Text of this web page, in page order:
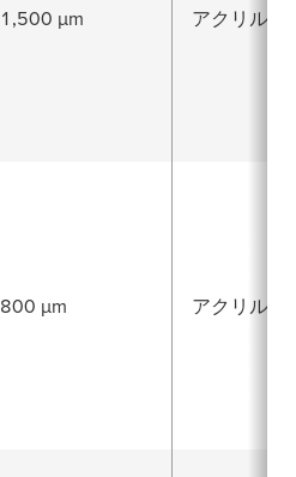
1,500 µm アクリル系
800 µm アクリル系